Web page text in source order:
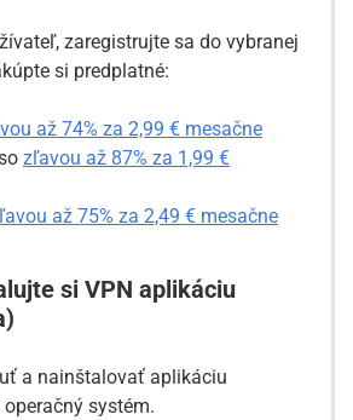
zaregistrujte sa do vybranej
si predplatné:
až 74% za 2,99 € mesačne
zľavou až 87% za 1,99 €
až 75% za 2,49 € mesačne
si VPN aplikáciu
a nainštalovať aplikáciu
systém.